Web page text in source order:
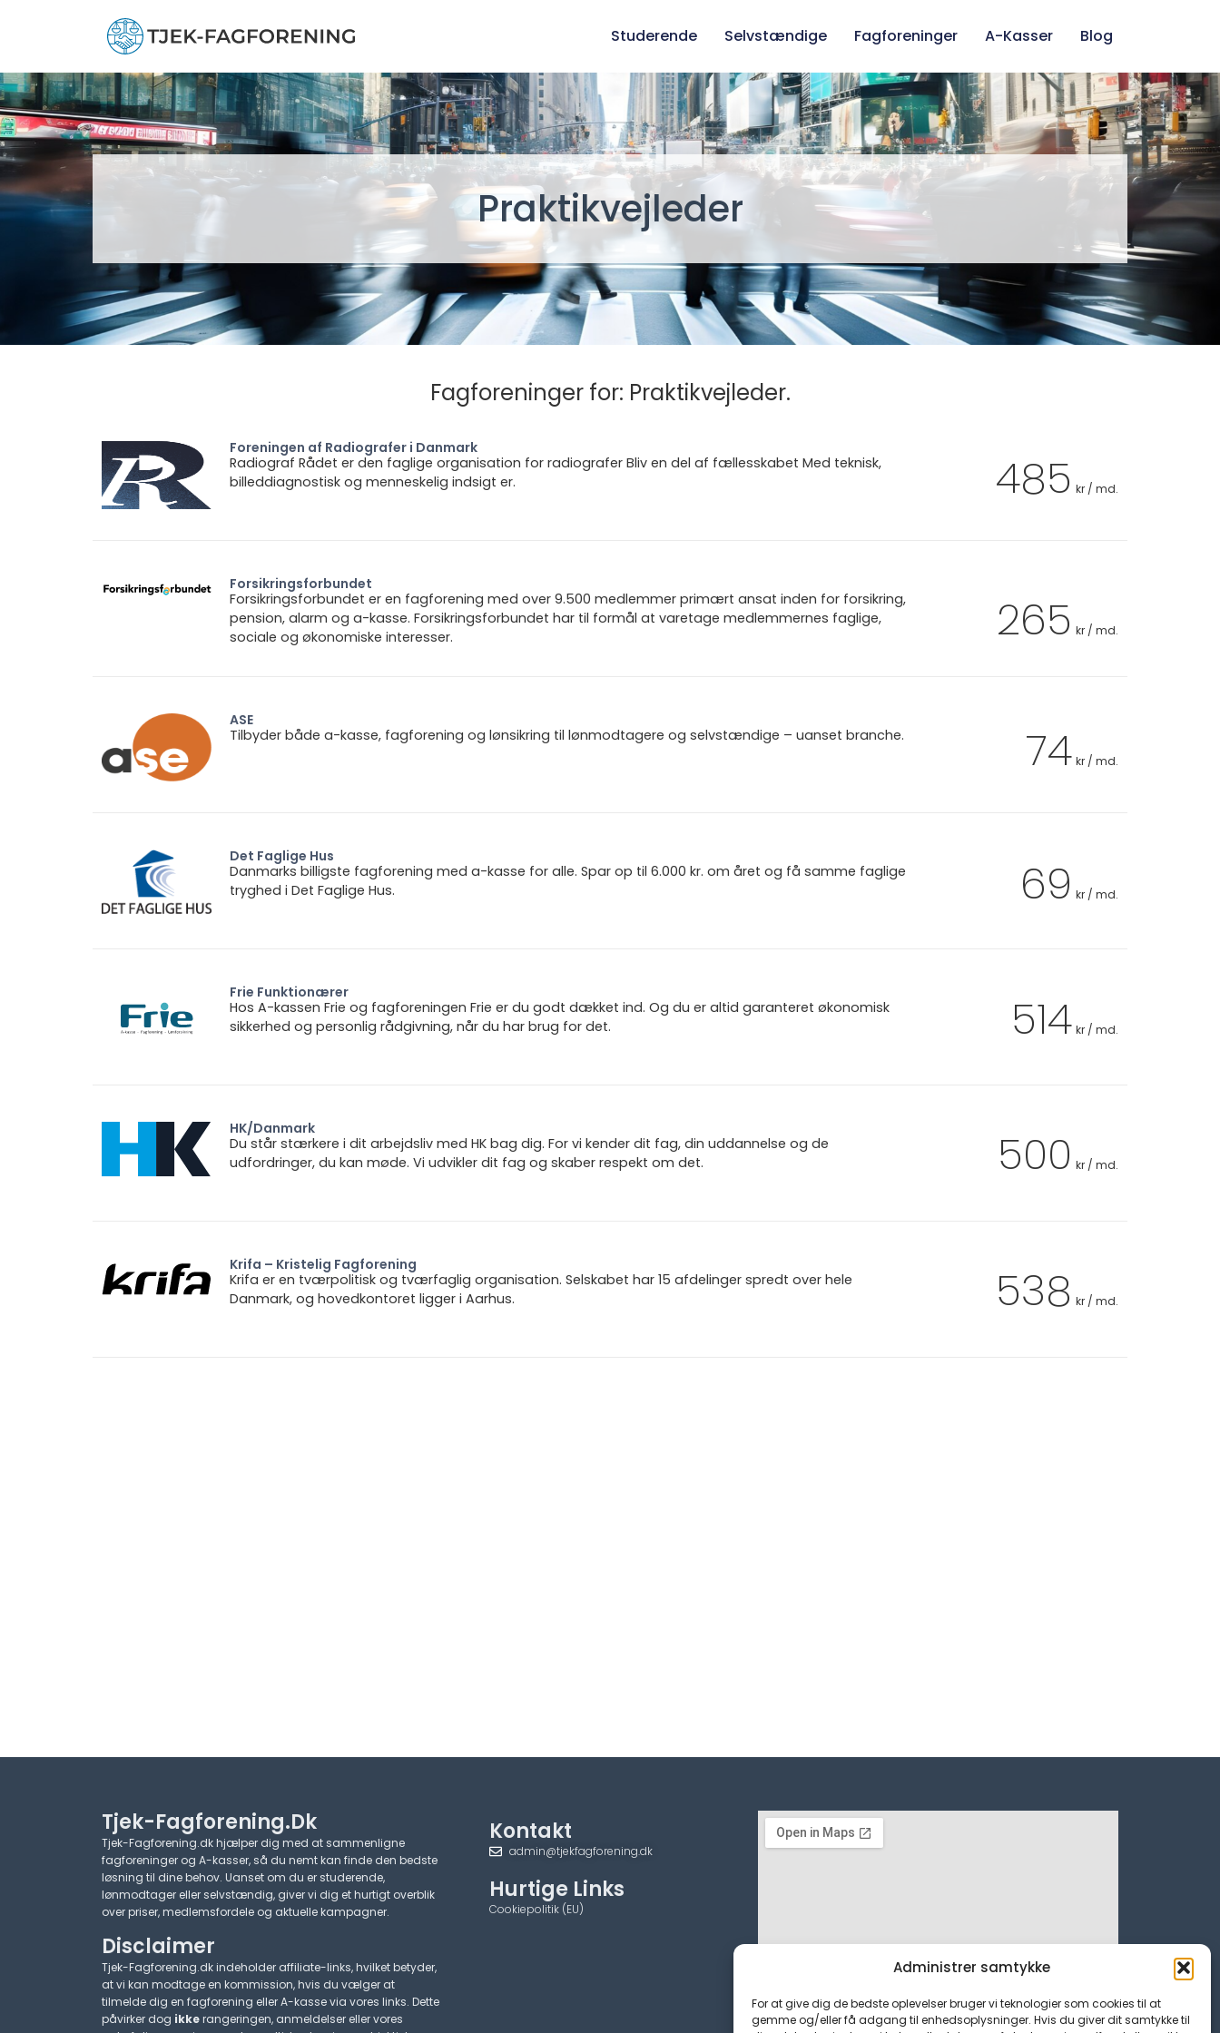
Administrer samtykke
For at give dig de bedste oplevelser bruger vi teknologier som cookies til at
gemme og/eller få adgang til enhedsoplysninger. Hvis du giver dit samtykke til
Studerende Selvstændige Fagforeninger A-Kasser Blog
Praktikvejleder
Fagforeninger for: Praktikvejleder.
Foreningen af Radiografer i Danmark
Radiograf Rådet er den faglige organisation for radiografer Bliv en del af fællesskabet Med teknisk,
billeddiagnostisk og menneskelig indsigt er.
485 kr / md.
Forsikringsforbundet
Forsikringsforbundet er en fagforening med over 9.500 medlemmer primært ansat inden for forsikring,
pension, alarm og a-kasse. Forsikringsforbundet har til formål at varetage medlemmernes faglige,
sociale og økonomiske interesser.
265 kr / md.
ASE
Tilbyder både a-kasse, fagforening og lønsikring til lønmodtagere og selvstændige – uanset branche.
74 kr / md.
Det Faglige Hus
Danmarks billigste fagforening med a-kasse for alle. Spar op til 6.000 kr. om året og få samme faglige
tryghed i Det Faglige Hus.
69 kr / md.
Frie Funktionærer
Hos A-kassen Frie og fagforeningen Frie er du godt dækket ind. Og du er altid garanteret økonomisk
sikkerhed og personlig rådgivning, når du har brug for det.
514 kr / md.
HK/Danmark
Du står stærkere i dit arbejdsliv med HK bag dig. For vi kender dit fag, din uddannelse og de
udfordringer, du kan møde. Vi udvikler dit fag og skaber respekt om det.
500 kr / md.
Krifa – Kristelig Fagforening
Krifa er en tværpolitisk og tværfaglig organisation. Selskabet har 15 afdelinger spredt over hele
Danmark, og hovedkontoret ligger i Aarhus.
538 kr / md.
Tjek-Fagforening.dk
Tjek-Fagforening.dk hjælper dig med at sammenligne
fagforeninger og A-kasser, så du nemt kan finde den bedste
løsning til dine behov. Uanset om du er studerende,
lønmodtager eller selvstændig, giver vi dig et hurtigt overblik
over priser, medlemsfordele og aktuelle kampagner.​
Disclaimer
Tjek-Fagforening.dk indeholder affiliate-links, hvilket betyder,
at vi kan modtage en kommission, hvis du vælger at
tilmelde dig en fagforening eller A-kasse via vores links. Dette
påvirker dog ikkerangeringen, anmeldelser eller vores
Kontakt
admin@tjekfagforening.dk
Hurtige Links
Cookiepolitik (EU)